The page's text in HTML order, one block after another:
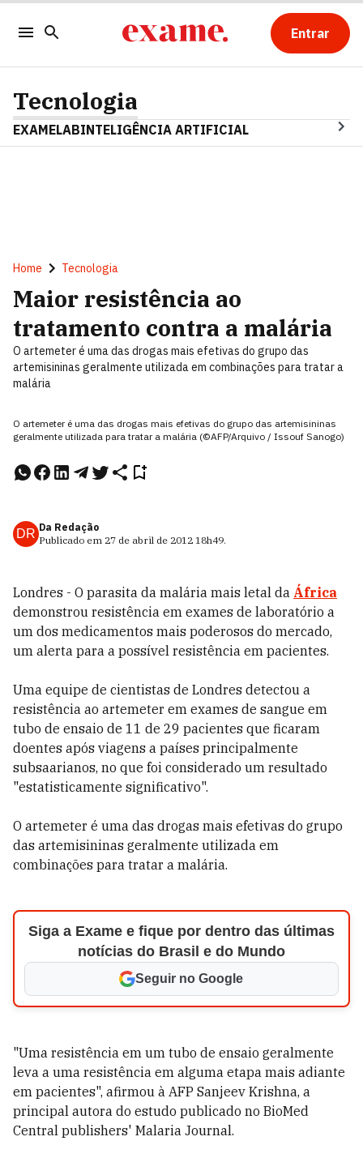
Entrar
Tecnologia
EXAMELABINTELIGÊNCIA ARTIFICIAL
Home Tecnologia
Maior resistência ao
tratamento contra a malária
O artemeter é uma das drogas mais efetivas do grupo das
artemisininas geralmente utilizada em combinações para tratar a
malária
O artemeter é uma das drogas mais efetivas do grupo das artemisininas
geralmente utilizada para tratar a malária (©AFP/Arquivo / Issouf Sanogo)
DR Da Redação
Publicado em 27 de abril de 2012 18h49.
Londres - O parasita da malária mais letal da África
demonstrou resistência em exames de laboratório a
um dos medicamentos mais poderosos do mercado,
um alerta para a possível resistência em pacientes.
Uma equipe de cientistas de Londres detectou a
resistência ao artemeter em exames de sangue em
tubo de ensaio de 11 de 29 pacientes que ficaram
doentes após viagens a países principalmente
subsaarianos, no que foi considerado um resultado
"estatisticamente significativo".
O artemeter é uma das drogas mais efetivas do grupo
das artemisininas geralmente utilizada em
combinações para tratar a malária.
Siga a Exame e fique por dentro das últimas
notícias do Brasil e do Mundo
Seguir no Google
"Uma resistência em um tubo de ensaio geralmente
leva a uma resistência em alguma etapa mais adiante
em pacientes", afirmou à AFP Sanjeev Krishna, a
principal autora do estudo publicado no BioMed
Central publishers' Malaria Journal.